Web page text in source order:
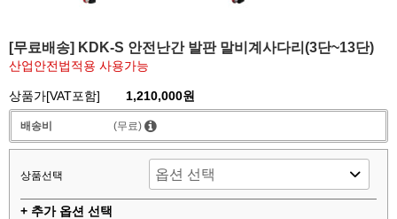
[무료배송] KDK-S 안전난간 발판 말비계사다리(3단~13단)
산업안전법적용 사용가능
상품가[VAT포함] 1,210,000원
배송비 (무료)
상품선택
+ 추가 옵션 선택